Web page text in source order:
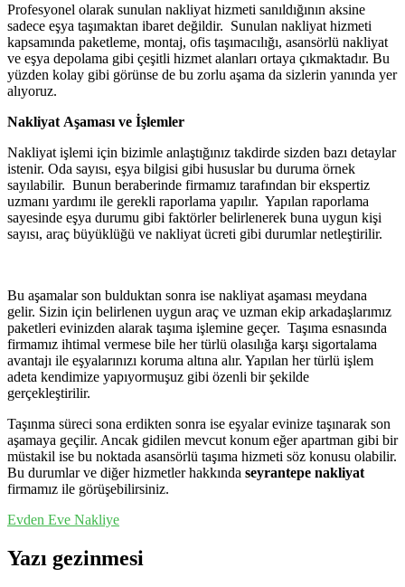
Profesyonel olarak sunulan nakliyat hizmeti sanıldığının aksine
sadece eşya taşımaktan ibaret değildir. Sunulan nakliyat hizmeti
kapsamında paketleme, montaj, ofis taşımacılığı, asansörlü nakliyat
ve eşya depolama gibi çeşitli hizmet alanları ortaya çıkmaktadır. Bu
yüzden kolay gibi görünse de bu zorlu aşama da sizlerin yanında yer
alıyoruz.
Nakliyat Aşaması ve İşlemler
Nakliyat işlemi için bizimle anlaştığınız takdirde sizden bazı detaylar
istenir. Oda sayısı, eşya bilgisi gibi hususlar bu duruma örnek
sayılabilir. Bunun beraberinde firmamız tarafından bir ekspertiz
uzmanı yardımı ile gerekli raporlama yapılır. Yapılan raporlama
sayesinde eşya durumu gibi faktörler belirlenerek buna uygun kişi
sayısı, araç büyüklüğü ve nakliyat ücreti gibi durumlar netleştirilir.
Bu aşamalar son bulduktan sonra ise nakliyat aşaması meydana
gelir. Sizin için belirlenen uygun araç ve uzman ekip arkadaşlarımız
paketleri evinizden alarak taşıma işlemine geçer. Taşıma esnasında
firmamız ihtimal vermese bile her türlü olasılığa karşı sigortalama
avantajı ile eşyalarınızı koruma altına alır. Yapılan her türlü işlem
adeta kendimize yapıyormuşuz gibi özenli bir şekilde
gerçekleştirilir.
Taşınma süreci sona erdikten sonra ise eşyalar evinize taşınarak son
aşamaya geçilir. Ancak gidilen mevcut konum eğer apartman gibi bir
müstakil ise bu noktada asansörlü taşıma hizmeti söz konusu olabilir.
Bu durumlar ve diğer hizmetler hakkında seyrantepe nakliyat
firmamız ile görüşebilirsiniz.
Evden Eve Nakliye
Yazı gezinmesi